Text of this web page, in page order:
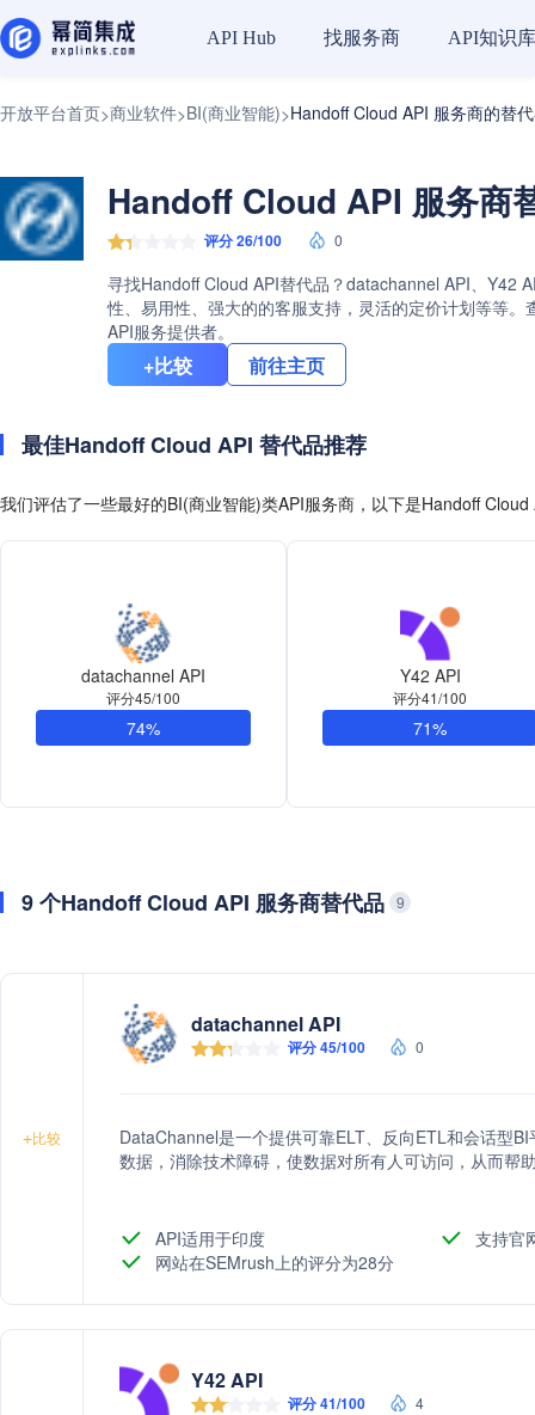
API Hub 找服务商 API知识库
开放平台首页>商业软件>BI(商业智能)>Handoff Cloud API 服务商的替
Handoff Cloud API 服务商
评分 26/100 0
寻找Handoff Cloud API替代品？datachannel API、Y42
性、易用性、强大的的客服支持，灵活的定价计划等等
API服务提供者。
+比较 前往主页
最佳Handoff Cloud API 替代品推荐
我们评估了一些最好的BI(商业智能)类API服务商，以下是Handoff
datachannel API
评分45/100
74%
Y42 API
评分41/100
71%
9 个Handoff Cloud API 服务商替代品 9
+比较
datachannel API
评分 45/100 0
DataChannel是一个提供可靠ELT、反向ETL和会话型
数据，消除技术障碍，使数据对所有人可访问，从而帮
API适用于印度
支持官
网站在SEMrush上的评分为28分
Y42 API
评分 41/100 4